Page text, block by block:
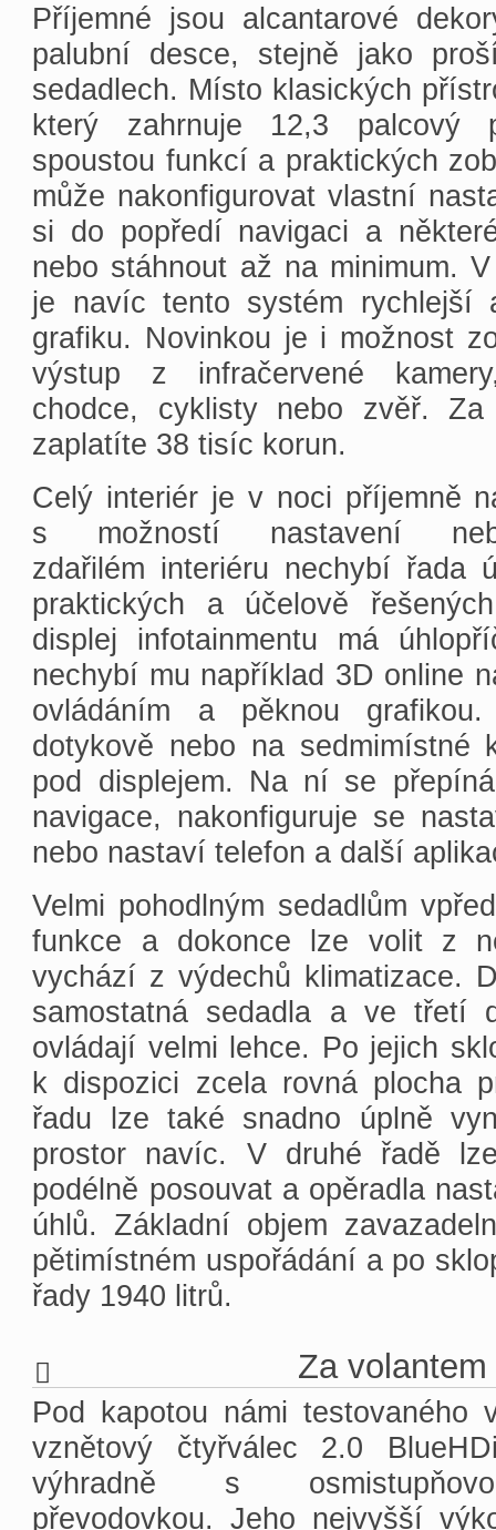
Příjemné jsou alcantarové
palubní desce, stejně jako
sedadlech. Místo klasických
který zahrnuje 12,3 palcový
spoustou funkcí a praktických
může nakonfigurovat vlastní
si do popředí navigaci a
nebo stáhnout až na minimum.
je navíc tento systém rychlejší
grafiku. Novinkou je i možnost
výstup z infračervené
chodce, cyklisty nebo zvěř.
zaplatíte 38 tisíc korun.
Celý interiér je v noci příjemně
s možností nastavení
zdařilém interiéru nechybí řada
praktických a účelově
displej infotainmentu má
nechybí mu například 3D online
ovládáním a pěknou
dotykově nebo na sedmimístné
pod displejem. Na ní se
navigace, nakonfiguruje se
nebo nastaví telefon a další
Velmi pohodlným sedadlům
funkce a dokonce lze volit z
vychází z výdechů klimatizace.
samostatná sedadla a ve třetí
ovládají velmi lehce. Po jejich
k dispozici zcela rovná plocha
řadu lze také snadno úplně
prostor navíc. V druhé řadě
podélně posouvat a opěradla
úhlů. Základní objem
pětimístném uspořádání a po
řady 1940 litrů.
Za volantem
Pod kapotou námi testovaného
vznětový čtyřválec 2.0
výhradně s
převodovkou. Jeho nejvyšší